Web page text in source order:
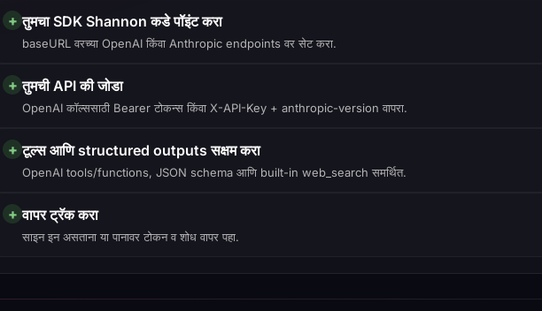
+ तुमचा SDK Shannon कडे पॉइंट करा
baseURL वरच्या OpenAI किंवा Anthropic endpoints वर सेट करा.
+ तुमची API की जोडा
OpenAI कॉल्ससाठी Bearer टोकन्स किंवा X-API-Key + anthropic-version वापरा.
+ टूल्स आणि structured outputs सक्षम करा
OpenAI tools/functions, JSON schema आणि built-in web_search समर्थित.
+ वापर ट्रॅक करा
साइन इन असताना या पानावर टोकन व शोध वापर पहा.